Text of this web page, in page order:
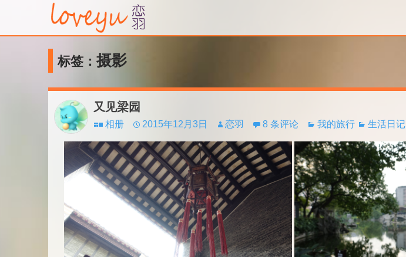
标签： 摄影
又见梁园
相册 2015年12月3日 恋羽 8 条评论 我的旅行 生活日记